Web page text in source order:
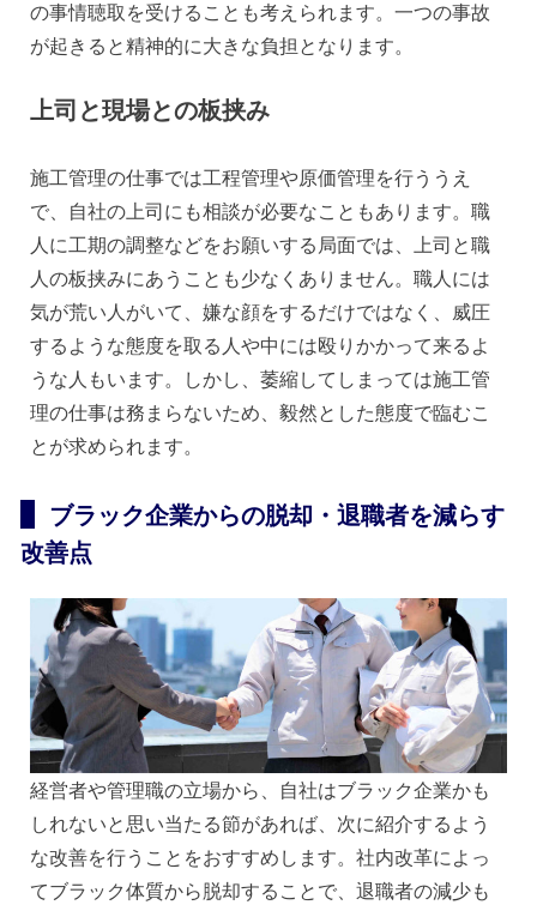
の事情聴取を受けることも考えられます。一つの事故
が起きると精神的に大きな負担となります。
上司と現場との板挟み
施工管理の仕事では工程管理や原価管理を行ううえ
で、自社の上司にも相談が必要なこともあります。職
人に工期の調整などをお願いする局面では、上司と職
人の板挟みにあうことも少なくありません。職人には
気が荒い人がいて、嫌な顔をするだけではなく、威圧
するような態度を取る人や中には殴りかかって来るよ
うな人もいます。しかし、萎縮してしまっては施工管
理の仕事は務まらないため、毅然とした態度で臨むこ
とが求められます。
ブラック企業からの脱却・退職者を減らす
改善点
経営者や管理職の立場から、自社はブラック企業かも
しれないと思い当たる節があれば、次に紹介するよう
な改善を行うことをおすすめします。社内改革によっ
てブラック体質から脱却することで、退職者の減少も